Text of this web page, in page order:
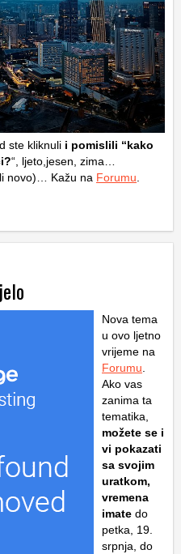
ste kliknuli i pomislili “kako
“, ljeto,jesen, zima…
novo)… Kažu na Forumu
Nova tema
u ovo ljetno
vrijeme na
Forumu
Ako vas
zanima ta
tematika,
možete se i
vi pokazati
sa svojim
uratkom,
vremena
imate do
petka, 19.
srpnja, do